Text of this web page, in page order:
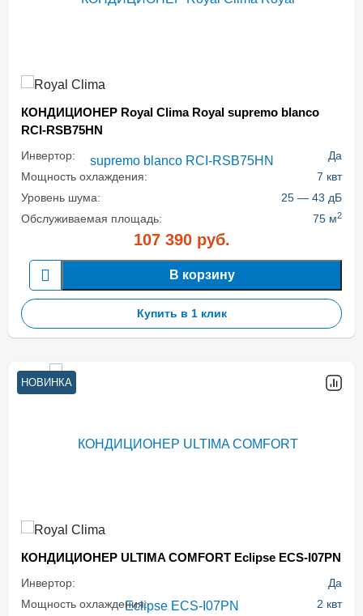
КОНДИЦИОНЕР Royal Clima Royal supremo blanco
RCI-RSB75HN
Инвертор:
Да
Мощность охлаждения:
7 квт
Уровень шума:
25 — 43 дБ
Обслуживаемая площадь:
75 м2
107 390руб.
В корзину
Купить в 1 клик
НОВИНКА
КОНДИЦИОНЕР ULTIMA COMFORT Eclipse ECS-I07PN
Инвертор:
Да
Мощность охлаждения:
2 квт